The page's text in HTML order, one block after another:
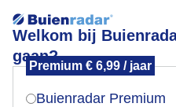
Welkom bij
gaan?
Premium € 6,99 / jaar
Buienradar Premium
Zon
Mogen we je